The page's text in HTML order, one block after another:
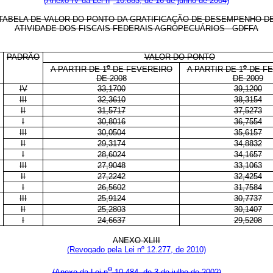
DE VALOR DO PONTO DA GRATIFICAÇÃO DE DESEMPENHO
ATIVIDADE DOS FISCAIS FEDERAIS AGROPECUÁRIOS - GDFFA
PADRÃO
VALOR DO PONTO
A PARTIR DE 1oDE FEVEREIRO
DE 2008
A PARTIR DE 1oDE
DE 2009
IV
33,1700
39,1200
III 32,3610
38,3154
II
31,5717
37,5273
I
30,8016
36,7554
III
30,0504
35,6157
II 29,3174
34,8832
I
28,6024
34,1657
III
27,9048
33,1063
II 27,2242
32,4254
I
26,5602
31,7584
III
25,9124
30,7737
II 25,2803
30,1407
I
24,6637 29,5208
ANEXO XLIII
(Revogado pela Lei nº 12.277, de 2010)
o